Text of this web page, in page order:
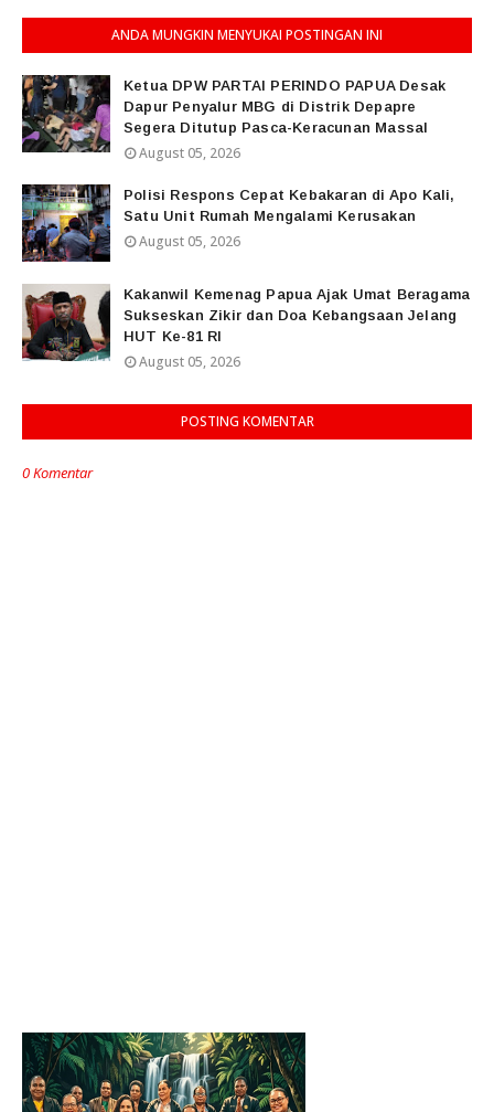
ANDA MUNGKIN MENYUKAI POSTINGAN INI
Ketua DPW PARTAI PERINDO PAPUA Desak
Dapur Penyalur MBG di Distrik Depapre
Segera Ditutup Pasca-Keracunan Massal
August 05, 2026
Polisi Respons Cepat Kebakaran di Apo Kali,
Satu Unit Rumah Mengalami Kerusakan
August 05, 2026
Kakanwil Kemenag Papua Ajak Umat Beragama
Sukseskan Zikir dan Doa Kebangsaan Jelang
HUT Ke-81 RI
August 05, 2026
POSTING KOMENTAR
0 Komentar